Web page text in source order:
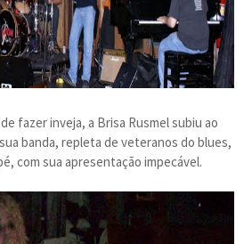
fazer inveja, a Brisa Rusmel subiu ao
banda, repleta de veteranos do blues,
com sua apresentação impecável.